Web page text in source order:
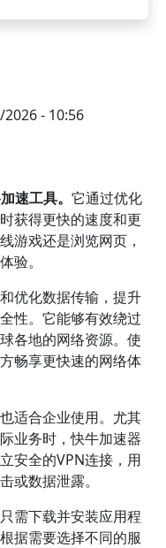
- 10:56
速工具。 它通过优化
获得更快的速度和更
游戏还是浏览网页，
验。
优化数据传输，提升
性。它能够有效绕过
各地的网络资源。使
畅享更快速的网络体
适合企业使用。尤其
业务时，快牛加速器
安全的VPN连接，用
或数据泄露。
需下载并安装应用程
据需要选择不同的服